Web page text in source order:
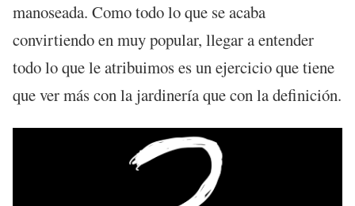
manoseada. Como todo lo que se acaba
convirtiendo en muy popular, llegar a entender
todo lo que le atribuimos es un ejercicio que tiene
que ver más con la jardinería que con la definición.